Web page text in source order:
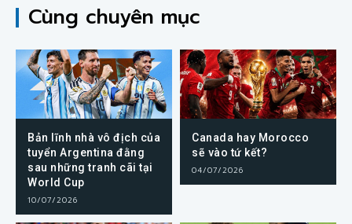
Cùng chuyên mục
Bản lĩnh nhà vô địch của
tuyển Argentina đằng
sau những tranh cãi tại
World Cup
10/07/2026
Canada hay Morocco
sẽ vào tứ kết?
04/07/2026